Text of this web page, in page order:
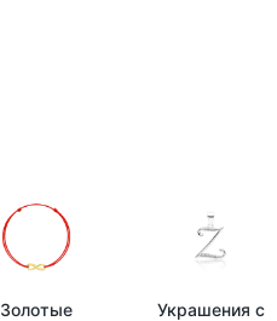
Золотые
Украшения с